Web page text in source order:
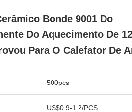
Bonde 9001 Do
Do Aquecimento De
Para O Calefator De
500pcs
US$0.9-1.2/PCS